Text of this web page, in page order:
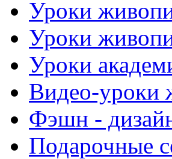
Уроки
Уроки
Уроки
Видео-уроки
Фэшн -
Подарочные